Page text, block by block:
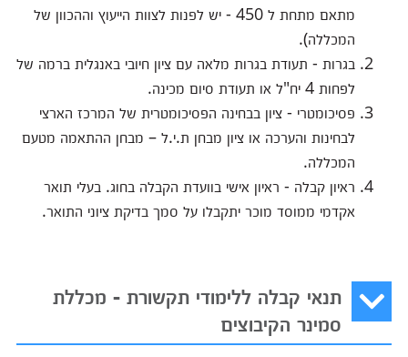
מתאם מתחת ל 450 - יש לפנות לצוות הייעוץ וההכוון של
המכללה).
בגרות - תעודת בגרות מלאה עם ציון חיובי באנגלית ברמה של
לפחות 4 יח"ל או תעודת סיום מכינה.
פסיכומטרי - ציון בבחינה הפסיכומטרית של המרכז הארצי
לבחינות והערכה או ציון מבחן ת.י.ל – מבחן ההתאמה מטעם
המכללה.
ראיון קבלה - ראיון אישי בוועדת הקבלה בחוג. בעלי תואר
אקדמי ממוסד מוכר יתקבלו על סמך בדיקת ציוני התואר.
תנאי קבלה ללימודי תקשורת - מכללת
סמינר הקיבוצים